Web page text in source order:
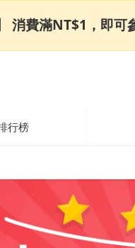
行榜
費滿NT$1，即可